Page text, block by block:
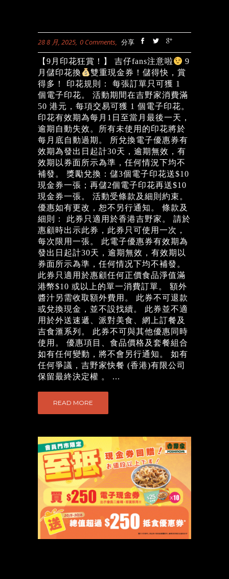
28 8 月, 2025 0 Comments 分享
【9月印花狂賞！】 吉仔fans注意啦
9
月儲印花換
雙重現金券！儲得快，賞
得多！ 印花規則： 每張訂單只可獲 1
個電子印花。 活動期間在吉野家消費滿
50 港元，每項交易可獲 1 個電子印花。
印花有效期為每月1日至當月最後一天，
逾期自動失效。所有未使用的印花將於
每月底自動過期。 所兌換電子優惠券有
效期為發出日起計30天，逾期無效，有
效期以券面所示為準，任何情況下均不
補發。 獎勵兌換：儲3個電子印花送$10
現金券一張；再儲2個電子印花再送$10
現金券一張。 活動受條款及細則約束。
優惠如有更改，恕不另行通知。 條款及
細則： 此券只適用於香港吉野家。 請於
惠顧時出示此券，此券只可使用一次，
每次限用一張。 此電子優惠券有效期為
發出日起計30天，逾期無效，有效期以
券面所示為準，任何情况下均不補發。
此券只適用於惠顧任何正價食品淨值滿
港幣$10 或以上的單一消費訂單。 額外
醬汁另需收取額外費用。 此券不可退款
或兌換現金，並不設找續。 此券並不適
用於外送速遞、派對美食、網上訂餐及
吉食滙系列。 此券不可與其他優惠同時
使用。 優惠項目、食品價格及套餐組合
如有任何變動，將不會另行通知。 如有
任何爭議，吉野家快餐 (香港)有限公司
保留最終決定權 。 ...
READ MORE